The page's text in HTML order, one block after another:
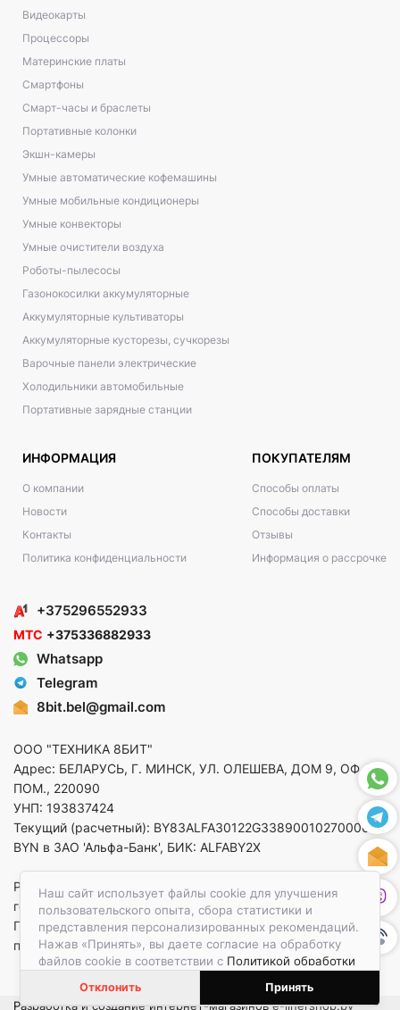
Наш сайт использует файлы cookie для улучшения
пользовательского опыта, сбора статистики и
представления персонализированных рекомендаций.
Нажав «Принять», вы даете согласие на обработку
файлов cookie в соответствии с Политикой обработки
Отклонить Принять
Видеокарты
Процессоры
Материнские платы
Смартфоны
Смарт-часы и браслеты
Портативные колонки
Экшн-камеры
Умные автоматические кофемашины
Умные мобильные кондиционеры
Умные конвекторы
Умные очистители воздуха
Роботы-пылесосы
Газонокосилки аккумуляторные
Аккумуляторные культиваторы
Аккумуляторные кусторезы, сучкорезы
Варочные панели электрические
Холодильники автомобильные
Портативные зарядные станции
ИНФОРМАЦИЯ
О компании
Новости
Контакты
Политика конфиденциальности
ПОКУПАТЕЛЯМ
Способы оплаты
Способы доставки
Отзывы
Информация о рассрочке
+375296552933
МТС +375336882933
Whatsapp
Telegram
8bit.bel@gmail.com
ООО "ТЕХНИКА 8БИТ"
Адрес: БЕЛАРУСЬ, Г. МИНСК, УЛ. ОЛЕШЕВА, ДОМ 9, ОФ. 5,
ПОМ., 220090
УНП: 193837424
Текущий (расчетный): BY83ALFA30122G33890010270000 в
BYN в ЗАО 'Альфа-Банк', БИК: ALFABY2X
Регистрация в торговом реестре от 14.08.2025 Минский
горисполком
По вопросам защиты прав потребителей
приемная:+375173783412
Разработка и создание интернет-магазиновe-linershop.by